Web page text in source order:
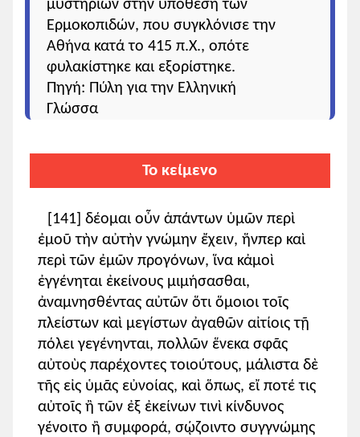
μυστηρίων στην υπόθεση των
Ερμοκοπιδών, που συγκλόνισε την
Αθήνα κατά το 415 π.Χ., οπότε
φυλακίστηκε και εξορίστηκε.
Πηγή: Πύλη για την Ελληνική
Γλώσσα
Το κείμενο
[141] δέομαι οὖν ἁπάντων ὑμῶν περὶ
ἐμοῦ τὴν αὐτὴν γνώμην ἔχειν, ἥνπερ καὶ
περὶ τῶν ἐμῶν προγόνων, ἵνα κἀμοὶ
ἐγγένηται ἐκείνους μιμήσασθαι,
ἀναμνησθέντας αὐτῶν ὅτι ὅμοιοι τοῖς
πλείστων καὶ μεγίστων ἀγαθῶν αἰτίοις τῇ
πόλει γεγένηνται, πολλῶν ἕνεκα σφᾶς
αὐτοὺς παρέχοντες τοιούτους, μάλιστα δὲ
τῆς εἰς ὑμᾶς εὐνοίας, καὶ ὅπως, εἴ ποτέ τις
αὐτοῖς ἢ τῶν ἐξ ἐκείνων τινὶ κίνδυνος
γένοιτο ἢ συμφορά, σῴζοιντο συγγνώμης